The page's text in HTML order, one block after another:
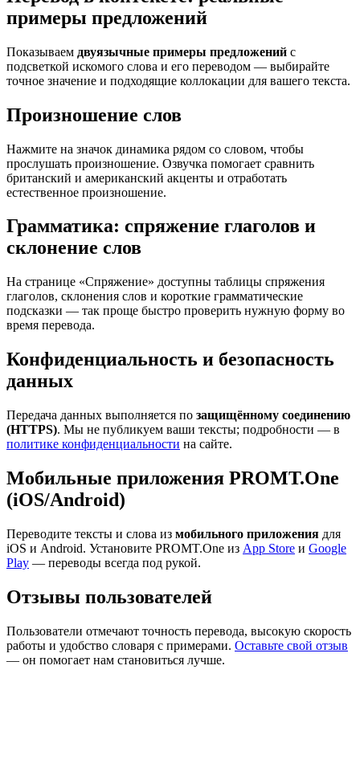
примеры предложений
Показываем двуязычные примеры предложений с
подсветкой искомого слова и его переводом — выбирайте
точное значение и подходящие коллокации для вашего текста.
Произношение слов
Нажмите на значок динамика рядом со словом, чтобы
прослушать произношение. Озвучка помогает сравнить
британский и американский акценты и отработать
естественное произношение.
Грамматика: спряжение глаголов и
склонение слов
На странице «Спряжение» доступны таблицы спряжения
глаголов, склонения слов и короткие грамматические
подсказки — так проще быстро проверить нужную форму во
время перевода.
Конфиденциальность и безопасность
данных
Передача данных выполняется по защищённому соединению
(HTTPS). Мы не публикуем ваши тексты; подробности — в
политике конфиденциальности на сайте.
Мобильные приложения PROMT.One
(iOS/Android)
Переводите тексты и слова из мобильного приложения для
iOS и Android. Установите PROMT.One из App Store и Google
Play — переводы всегда под рукой.
Отзывы пользователей
Пользователи отмечают точность перевода, высокую скорость
работы и удобство словаря с примерами. Оставьте свой отзыв
— он помогает нам становиться лучше.